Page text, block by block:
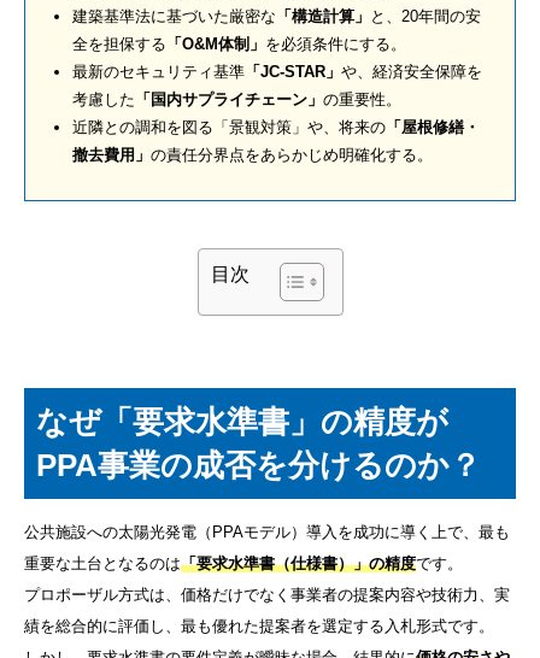
建築基準法に基づいた厳密な 「構造計算」 と、20年間の安
全を担保する 「O&M体制」 を必須条件にする。
最新のセキュリティ基準 「JC-STAR」 や、経済安全保障を
考慮した 「国内サプライチェーン」 の重要性。
近隣との調和を図る「景観対策」や、将来の 「屋根修繕・
撤去費用」 の責任分界点をあらかじめ明確化する。
目次
なぜ「要求水準書」の精度が
PPA事業の成否を分けるのか？
公共施設への太陽光発電（PPAモデル）導入を成功に導く上で、最も
重要な土台となるのは「要求水準書（仕様書）」の精度です。
プロポーザル方式は、価格だけでなく事業者の提案内容や技術力、実
績を総合的に評価し、最も優れた提案者を選定する入札形式です。